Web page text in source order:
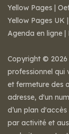
Yellow Pages |
Yellow Pages UK |
Agenda en ligne |
Copyright © 2026
professionnel qui
et fermeture des
adresse, d'un
d’un plan
par activité et